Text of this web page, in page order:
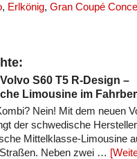
, Erlkönig, Gran Coupé
S60 T5 R-Design –
Limousine im
Nein! Mit dem neuen
der schwedische
Mittelklasse-Limousine
Neben zwei …